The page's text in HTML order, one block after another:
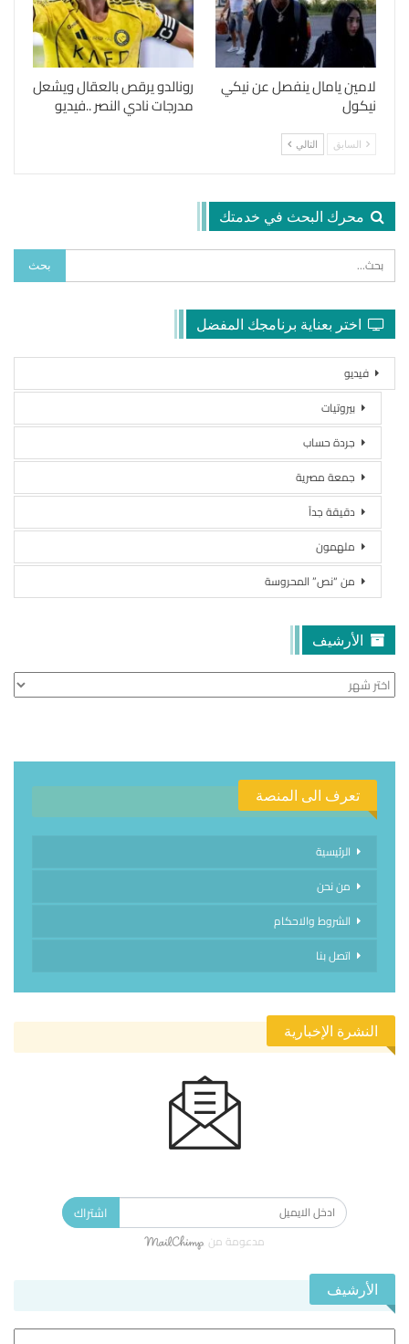
لامين يامال ينفصل عن نيكي
نيكول
رونالدو يرقص بالعقال ويشعل
مدرجات نادي النصر ..فيديو
السابق التالي
محرك البحث في خدمتك
اختر بعناية برنامجك المفضل
فيديو
بيروتيات
جردة حساب
جمعة مصرية
دقيقة جداً
ملهمون
من “نص” المحروسة
الأرشيف
الأرشيف
تعرف الى المنصة
الرئيسية
من نحن
الشروط والاحكام
اتصل بنا
النشرة الإخبارية
اشتراك
مدعومة من
الأرشيف